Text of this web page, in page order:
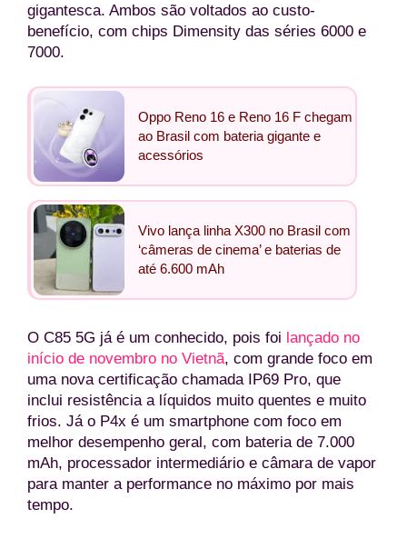
gigantesca. Ambos são voltados ao custo-
benefício, com chips Dimensity das séries 6000 e
7000.
Oppo Reno 16 e Reno 16 F chegam
ao Brasil com bateria gigante e
acessórios
Vivo lança linha X300 no Brasil com
‘câmeras de cinema’ e baterias de
até 6.600 mAh
O C85 5G já é um conhecido, pois foi lançado no
início de novembro no Vietnã, com grande foco em
uma nova certificação chamada IP69 Pro, que
inclui resistência a líquidos muito quentes e muito
frios. Já o P4x é um smartphone com foco em
melhor desempenho geral, com bateria de 7.000
mAh, processador intermediário e câmara de vapor
para manter a performance no máximo por mais
tempo.